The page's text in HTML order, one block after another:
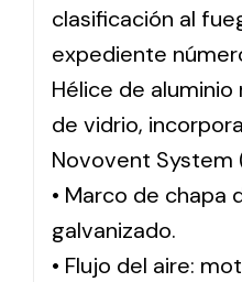
clasificación al
expediente
Hélice de
de vidrio,
Novovent System
• Marco de chapa
galvanizado.
• Flujo del aire: